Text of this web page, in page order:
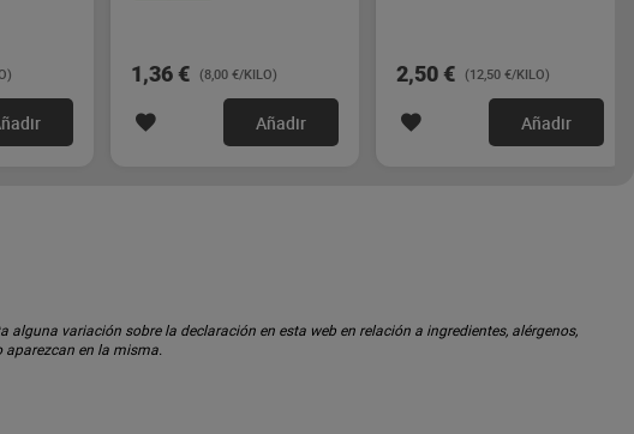
1,36 € (8,00 €/KILO)
Añadir
2,50 € (12,50 €/KILO)
Añadir
variación sobre la declaración en esta web en relación a ingredientes, alérgenos,
en la misma.